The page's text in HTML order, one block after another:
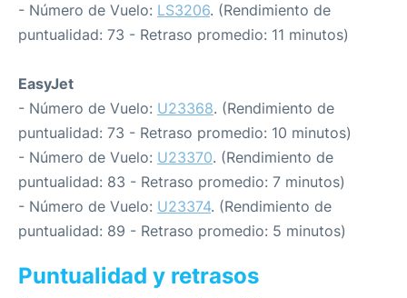
- Número de Vuelo: LS3206. (Rendimiento de
puntualidad: 73 - Retraso promedio: 11 minutos)
EasyJet
- Número de Vuelo: U23368. (Rendimiento de
puntualidad: 73 - Retraso promedio: 10 minutos)
- Número de Vuelo: U23370. (Rendimiento de
puntualidad: 83 - Retraso promedio: 7 minutos)
- Número de Vuelo: U23374. (Rendimiento de
puntualidad: 89 - Retraso promedio: 5 minutos)
Puntualidad y retrasos